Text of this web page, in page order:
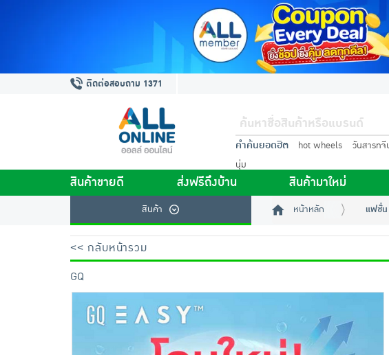
ติดต่อสอบถาม 1371
คำค้นยอดฮิต hot wheels วันสารทจี
นุ่ม
สินค้าขายดี ส่งฟรีถึงบ้าน สินค้ามาใหม่
สินค้า หน้าหลัก แฟชั่น
<< กลับหน้ารวม
GQ